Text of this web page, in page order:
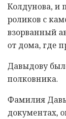
Колдунова, и
роликов с
взорванный
от дома, где
Давыдову
полковника.
Фамилия
документах,